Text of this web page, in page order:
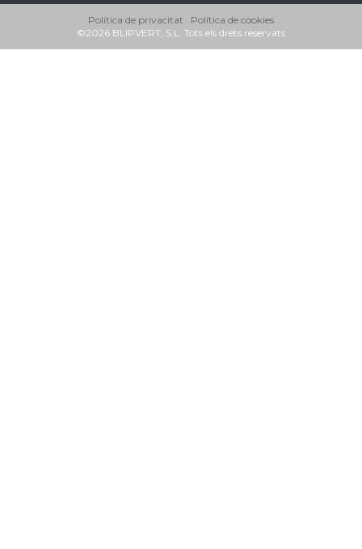
Política de privacitat
Política de cookies
©2026 BLIPVERT, S.L. Tots els drets reservats